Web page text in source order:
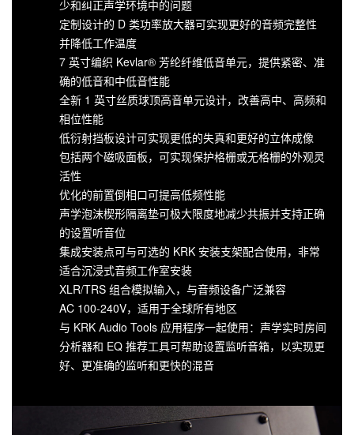
少和纠正声学环境中的问题
定制设计的 D 类功率放大器可实现更好的音频完整性
并降低工作温度
7 英寸编织 Kevlar® 芳纶纤维低音单元，提供紧密、准
确的低音和中低音性能
全新 1 英寸丝质球顶高音单元设计，改善高中、高频和
相位性能
低衍射挡板设计可实现更低的失真和更好的立体成像
包括两个磁吸面板，可实现保护格栅或无格栅的外观灵
活性
优化的前置倒相口可提高低频性能
声学泡沫楔形隔离垫可极大限度地减少共振并支持正确
的设置听音位
集成安装点可与可选的 KRK 安装支架配合使用，非常
适合沉浸式音频工作室安装
XLR/TRS 组合模拟输入，与音频设备广泛兼容
AC 100-240V，适用于全球所有地区
与 KRK Audio Tools 应用程序一起使用：声学实时房间
分析器和 EQ 推荐工具可帮助设置监听音箱，以实现更
好、更准确的监听和更快的混音